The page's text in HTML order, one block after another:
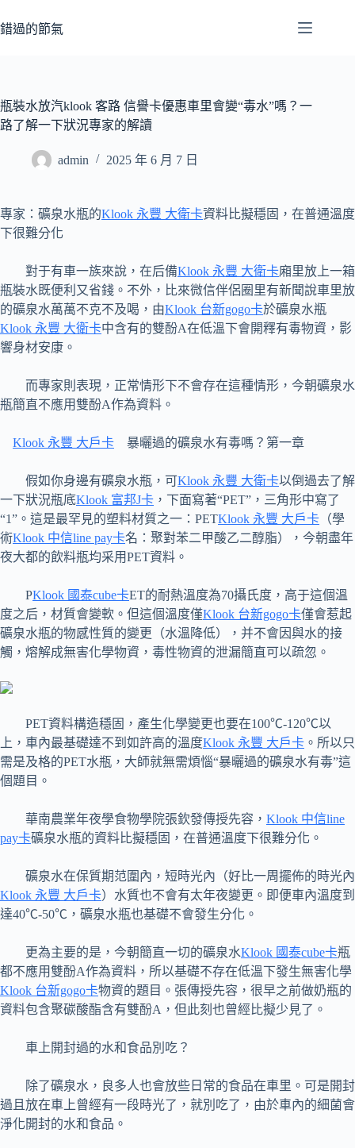
至
容
錯過的節氣
瓶裝水放汽klook 客路 信譽卡優惠車里會變“毒水”嗎？一
路了解一下狀況專家的解讀
admin 2025 年 6 月 7 日
專家：礦泉水瓶的Klook 永豐 大衛卡資料比擬穩固，在普通溫度
下很難分化
對于有車一族來說，在后備Klook 永豐 大衛卡廂里放上一箱
瓶裝水既便利又省錢。不外，比來微信伴侶圈里有新聞說車里放
的礦泉水萬萬不克不及喝，由Klook 台新gogo卡於礦泉水瓶
Klook 永豐 大衛卡中含有的雙酚A在低溫下會開釋有毒物資，影
響身材安康。
而專家則表現，正常情形下不會存在這種情形，今朝礦泉水
瓶簡直不應用雙酚A作為資料。
Klook 永豐 大戶卡 暴曬過的礦泉水有毒嗎？第一章
假如你身邊有礦泉水瓶，可Klook 永豐 大衛卡以倒過去了解
一下狀況瓶底Klook 富邦J卡 ，下面寫著“PET”，三角形中寫了
“1”。這是最罕見的塑料材質之一：PETKlook 永豐 大戶卡 （學
術Klook 中信line pay卡名：聚對苯二甲酸乙二醇脂），今朝盡年
夜大都的飲料瓶均采用PET資料。
PKlook 國泰cube卡ET的耐熱溫度為70攝氏度，高于這個溫
度之后，材質會變軟。但這個溫度僅Klook 台新gogo卡僅會惹起
礦泉水瓶的物感性質的變更（水溫降低），并不會因與水的接
觸，熔解成無害化學物資，毒性物資的泄漏簡直可以疏忽。
PET資料構造穩固，產生化學變更也要在100℃-120℃以
上，車內最基礎達不到如許高的溫度Klook 永豐 大戶卡 。所以只
需是及格的PET水瓶，大師就無需煩惱“暴曬過的礦泉水有毒”這
個題目。
華南農業年夜學食物學院張欽發傳授先容， Klook 中信line
pay卡礦泉水瓶的資料比擬穩固，在普通溫度下很難分化。
礦泉水在保質期范圍內，短時光內（好比一周擺佈的時光內
Klook 永豐 大戶卡）水質也不會有太年夜變更。即便車內溫度到
達40℃-50℃，礦泉水瓶也基礎不會發生分化。
更為主要的是，今朝簡直一切的礦泉水Klook 國泰cube卡瓶
都不應用雙酚A作為資料，所以基礎不存在低溫下發生無害化學
Klook 台新gogo卡物資的題目。張傳授先容，很早之前做奶瓶的
資料包含聚碳酸酯含有雙酚A，但此刻也曾經比擬少見了。
車上開封過的水和食品別吃？
除了礦泉水，良多人也會放些日常的食品在車里。可是開封
過且放在車上曾經有一段時光了，就別吃了，由於車內的細菌會
淨化開封的水和食品。